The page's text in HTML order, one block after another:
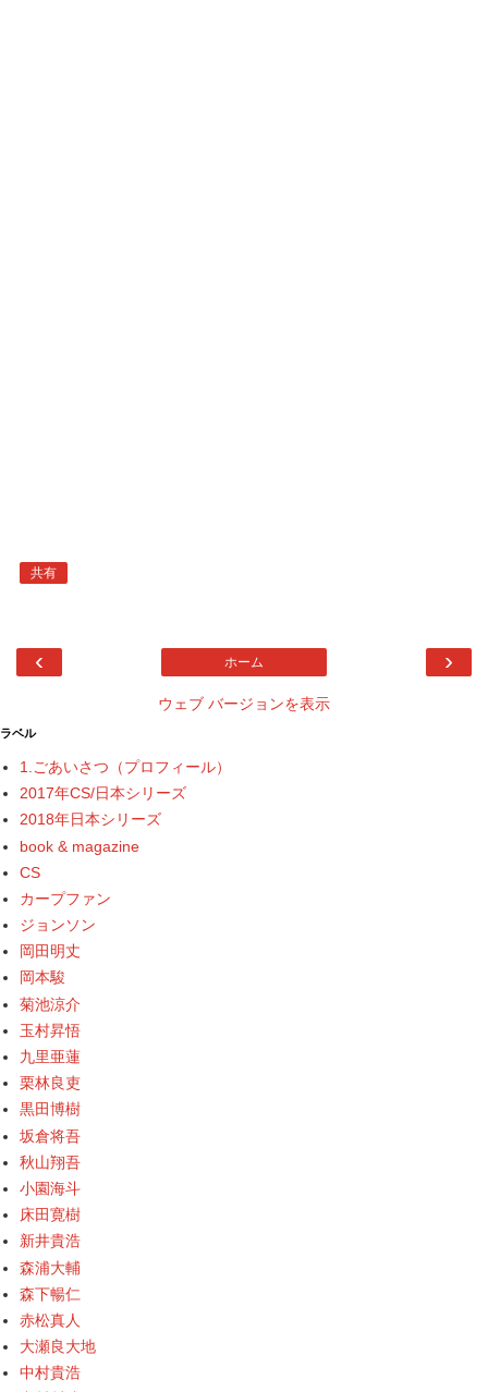
共有
‹ ›
ホーム
ウェブ バージョンを表示
ラベル
1.ごあいさつ（プロフィール）
2017年CS/日本シリーズ
2018年日本シリーズ
book & magazine
CS
カープファン
ジョンソン
岡田明丈
岡本駿
菊池涼介
玉村昇悟
九里亜蓮
栗林良吏
黒田博樹
坂倉将吾
秋山翔吾
小園海斗
床田寛樹
新井貴浩
森浦大輔
森下暢仁
赤松真人
大瀬良大地
中村貴浩